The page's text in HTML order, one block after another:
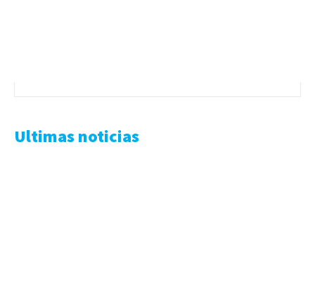
Ultimas noticias